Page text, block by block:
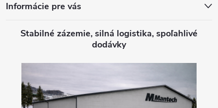
Informácie pre vás
Stabilné zázemie, silná logistika, spoľahlivé
dodávky